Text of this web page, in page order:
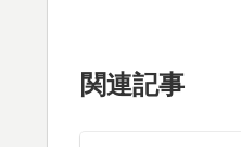
関連記事